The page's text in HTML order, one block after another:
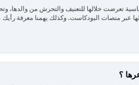
لها عبر منصات البودكاست. وكذلك يهمنا معرفة رأيك
؟